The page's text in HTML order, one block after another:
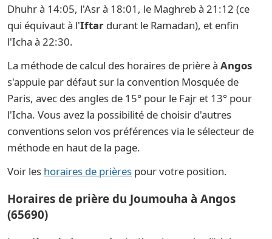
Dhuhr à 14:05, l'Asr à 18:01, le Maghreb à 21:12 (ce
qui équivaut à l'Iftar durant le Ramadan), et enfin
l'Icha à 22:30.
La méthode de calcul des horaires de prière à Angos
s'appuie par défaut sur la convention Mosquée de
Paris, avec des angles de 15° pour le Fajr et 13° pour
l'Icha. Vous avez la possibilité de choisir d'autres
conventions selon vos préférences via le sélecteur de
méthode en haut de la page.
Voir les horaires de prières pour votre position.
Horaires de prière du Joumouha à Angos
(65690)